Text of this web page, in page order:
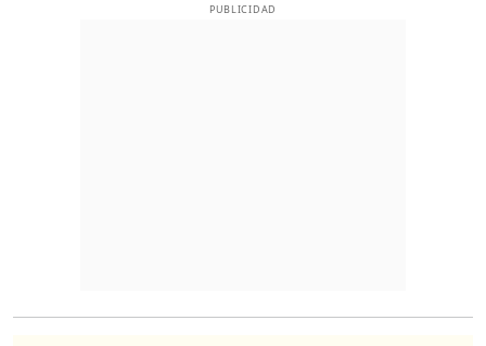
PUBLICIDAD